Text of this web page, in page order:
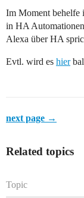
Im Moment behelfe
in HA
Alexa über HA
Evtl. wird es hier
next page →
Related topics
Topic